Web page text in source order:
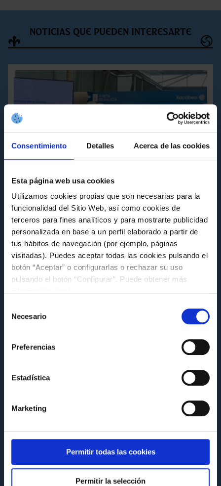
Consentimiento Detalles Acerca de las cookies
Esta página web usa cookies
Utilizamos cookies propias que son necesarias para la
funcionalidad del Sitio Web, así como cookies de
terceros para fines analíticos y para mostrarte publicidad
personalizada en base a un perfil elaborado a partir de
tus hábitos de navegación (por ejemplo, páginas
visitadas). Puedes aceptar todas las cookies pulsando el
botón “Aceptar” o configurarlas o rechazar su uso
pulsando el botón “Configurar”. Puede obtener más
Necesario
Preferencias
Estadística
Marketing
Permitir todas las cookies
Permitir la selección
Noticias que pueden interesarte
El Celta comparte su experiencia en
sostenibilidad en la jornada MentoringLAB
de la Alianza Galega polo Clima
Miércoles 8 de Julio a las 14:14